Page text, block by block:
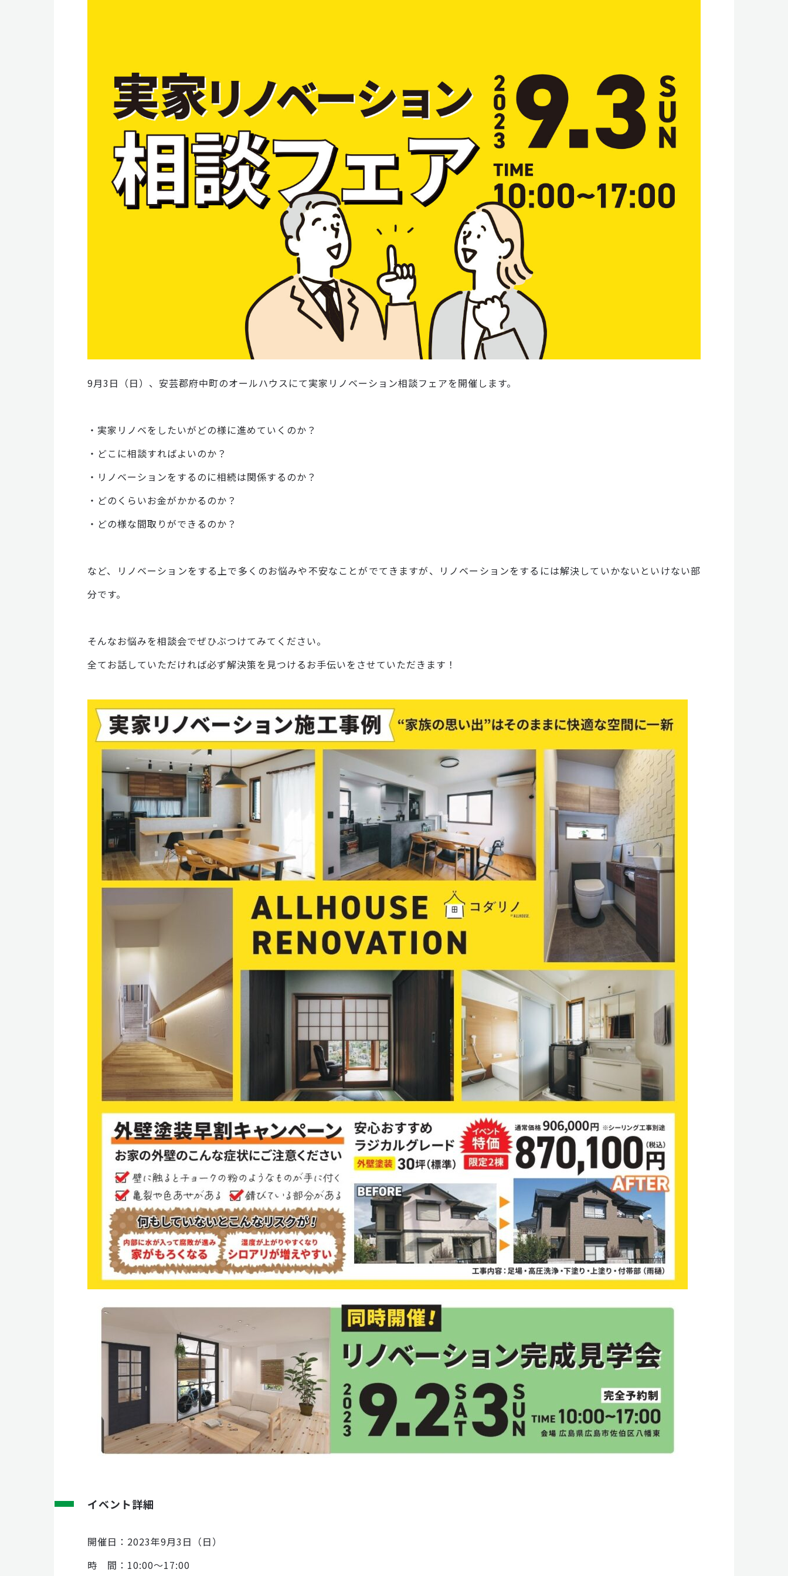
9月3日（日）、安芸郡府中町のオールハウスにて実家リノベーション相談フェアを開催します。
・実家リノベをしたいがどの様に進めていくのか？
・どこに相談すればよいのか？
・リノベーションをするのに相続は関係するのか？
・どのくらいお金がかかるのか？
・どの様な間取りができるのか？
など、リノベーションをする上で多くのお悩みや不安なことがでてきますが、リノベーションをするには解決していかないといけない部
分です。
そんなお悩みを相談会でぜひぶつけてみてください。
全てお話していただければ必ず解決策を見つけるお手伝いをさせていただきます！
イベント詳細
開催日：2023年9月3日（日）
時 間：10:00～17:00